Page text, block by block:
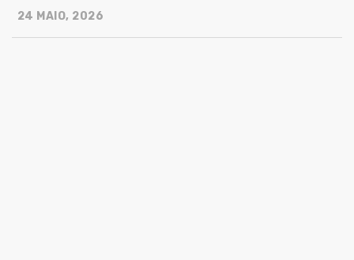
24 MAIO, 2026